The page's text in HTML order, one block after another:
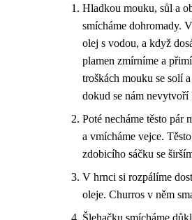
Hladkou mouku, sůl a
smícháme dohromady.
olej s vodou, a když
plamen zmírníme a
troškách mouku se solí
dokud se nám nevytvoří
Poté necháme těsto pár
a vmícháme vejce.
zdobicího sáčku se
V hrnci si rozpálíme
oleje. Churros v něm
Šlehačku smícháme